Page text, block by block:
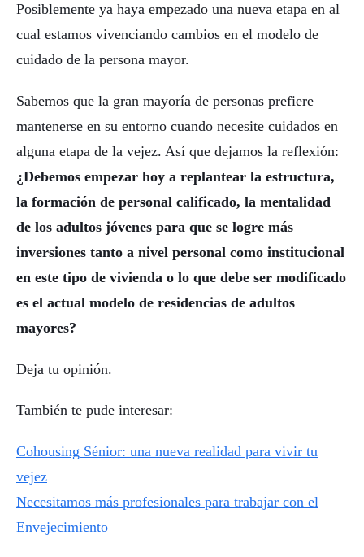
Posiblemente ya haya empezado una nueva etapa en al
cual estamos vivenciando cambios en el modelo de
cuidado de la persona mayor.
Sabemos que la gran mayoría de personas prefiere
mantenerse en su entorno cuando necesite cuidados en
alguna etapa de la vejez. Así que dejamos la reflexión:
¿Debemos empezar hoy a replantear la estructura,
la formación de personal calificado, la mentalidad
de los adultos jóvenes para que se logre más
inversiones tanto a nivel personal como institucional
en este tipo de vivienda o lo que debe ser modificado
es el actual modelo de residencias de adultos
mayores?
Deja tu opinión.
También te pude interesar:
Cohousing Sénior: una nueva realidad para vivir tu
vejez
Necesitamos más profesionales para trabajar con el
Envejecimiento